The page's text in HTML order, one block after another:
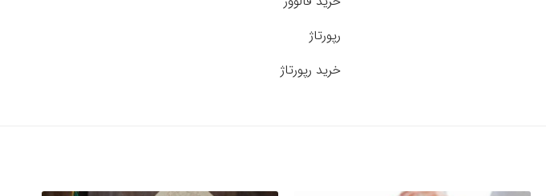
رپورتاژ
خرید رپورتاژ